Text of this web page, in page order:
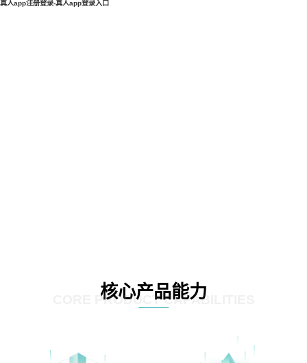
真人app注册登录-真人app登录入口
核心产品能力
CORE PRODUCT CAPABILITIES